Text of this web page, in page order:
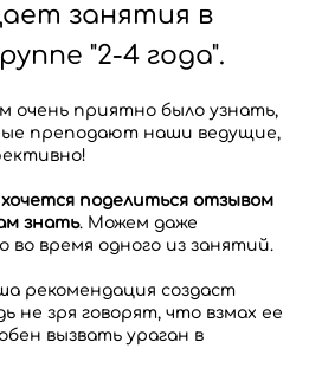
занятия в
"2-4 года".
очень приятно было узнать,
преподают наши ведущие,
поделиться отзывом
знать. Можем даже
во время одного из занятий.
рекомендация создаст
не зря говорят, что взмах ее
вызвать ураган в